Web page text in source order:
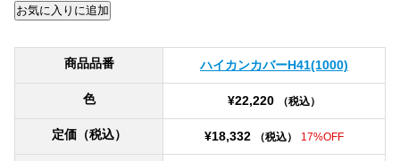
商品品番 ハイカンカバーH41(1000)
色 ¥22,220 （税込）
定価（税込） ¥18,332 （税込） 17%OFF